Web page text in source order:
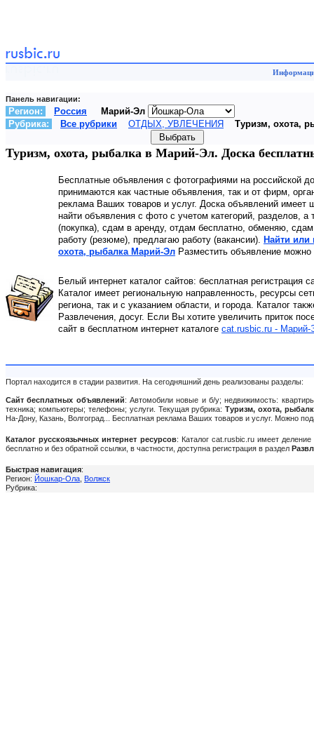
Панель навигации:
Регион: Россия
Марий-Эл
Рубрика:
Все рубрики ОТДЫХ, УВЛЕЧЕНИЯ Туризм, охота,
Туризм, охота, рыбалка в Марий-Эл. Доска
Бесплатные объявления с фотографиями на российской
принимаются как частные объявления, так и от фирм,
реклама Ваших товаров и услуг. Доска объявлений
найти объявления с фото с учетом категорий, разделов,
(покупка), сдам в аренду, отдам бесплатно, обменяю,
работу (резюме), предлагаю работу (вакансии). Найти или
охота, рыбалка Марий-Эл Разместить объявление можно
Белый интернет каталог сайтов: бесплатная регистрация
Каталог имеет региональную направленность, ресурсы
региона, так и с указанием области, и города. Каталог
Развлечения, досуг. Если Вы хотите увеличить приток
сайт в бесплатном интернет каталоге cat.rusbic.ru - Марий-
Портал находится в стадии развития. На сегодняшний день реализованы разделы:
Сайт бесплатных объявлений: Автомобили новые и б/у; недвижимость:
техника; компьютеры; телефоны; услуги. Текущая рубрика:Туризм, охота,
На-Дону, Казань, Волгоград... Бесплатная реклама Ваших товаров и услуг. Можно
Каталог русскоязычных интернет ресурсов: Каталог cat.rusbic.ru имеет
бесплатно и без обратной ссылки, в частности, доступна регистрация в раздел
Быстрая навигация:
Регион: Йошкар-Ола Волжск
Рубрика: